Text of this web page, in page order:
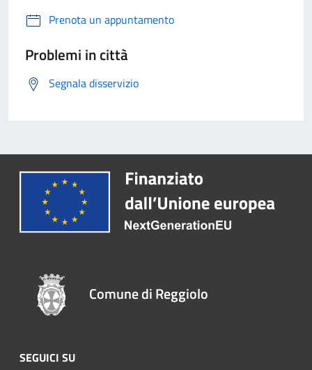
Prenota un appuntamento
Problemi in città
Segnala disservizio
Comune di Reggiolo
SEGUICI SU